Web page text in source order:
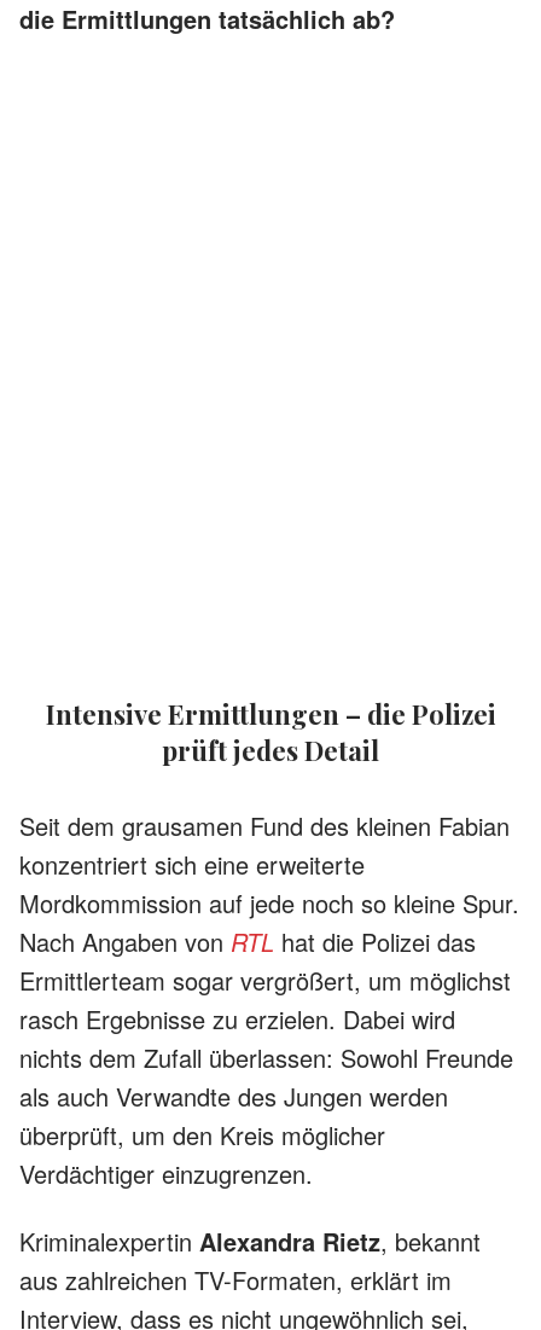
die Ermittlungen tatsächlich ab?
Intensive Ermittlungen – die Polizei
prüft jedes Detail
Seit dem grausamen Fund des kleinen Fabian
konzentriert sich eine erweiterte
Mordkommission auf jede noch so kleine Spur.
Nach Angaben von RTL hat die Polizei das
Ermittlerteam sogar vergrößert, um möglichst
rasch Ergebnisse zu erzielen. Dabei wird
nichts dem Zufall überlassen: Sowohl Freunde
als auch Verwandte des Jungen werden
überprüft, um den Kreis möglicher
Verdächtiger einzugrenzen.
Kriminalexpertin Alexandra Rietz, bekannt
aus zahlreichen TV-Formaten, erklärt im
Interview, dass es nicht ungewöhnlich sei,